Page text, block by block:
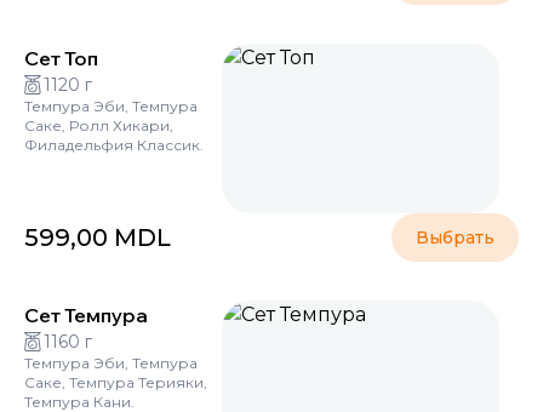
Сет Топ
1120 г
Темпура Эби, Темпура
Саке, Ролл Хикари,
Филадельфия Классик.
599,00 MDL Выбрать
Сет Темпура
1160 г
Темпура Эби, Темпура
Саке, Темпура Терияки,
Темпура Кани.